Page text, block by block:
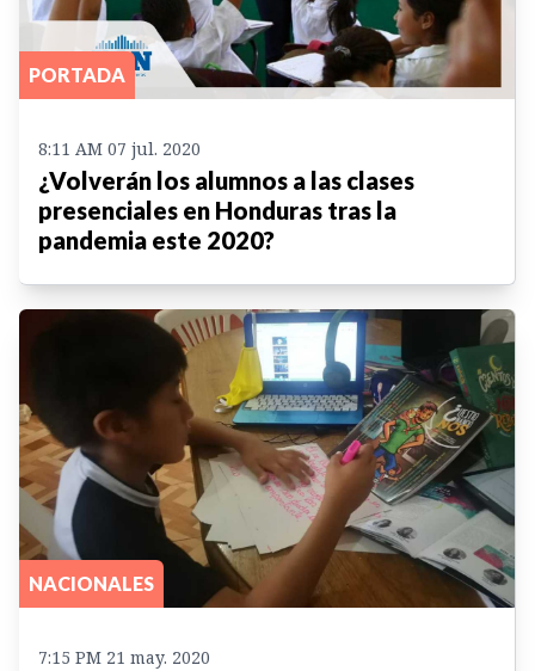
PORTADA
8:11 AM 07 jul. 2020
¿Volverán los alumnos a las clases
presenciales en Honduras tras la
pandemia este 2020?
NACIONALES
7:15 PM 21 may. 2020